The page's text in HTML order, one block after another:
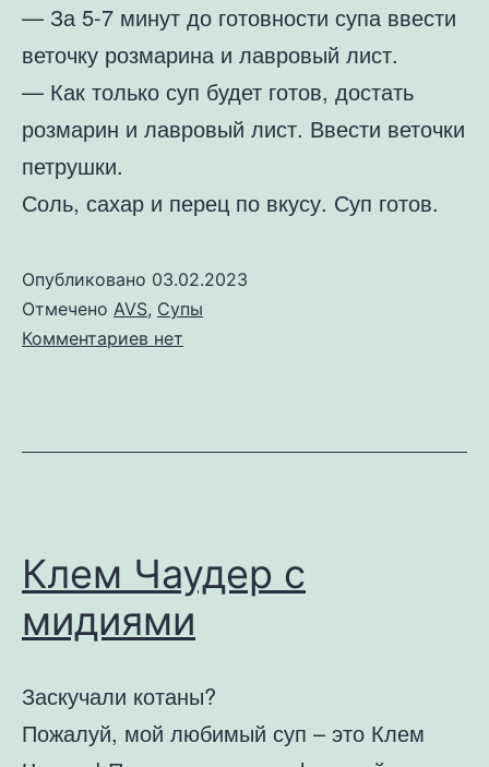
— За 5-7 минут до готовности супа ввести
веточку розмарина и лавровый лист.
— Как только суп будет готов, достать
розмарин и лавровый лист. Ввести веточки
петрушки.
Соль, сахар и перец по вкусу. Суп готов.
Опубликовано 03.02.2023
Отмечено AVS, Супы
Комментариев кнет
Клем Чаудер с
мидиями
Заскучали котаны?
Пожалуй, мой любимый суп – это Клем